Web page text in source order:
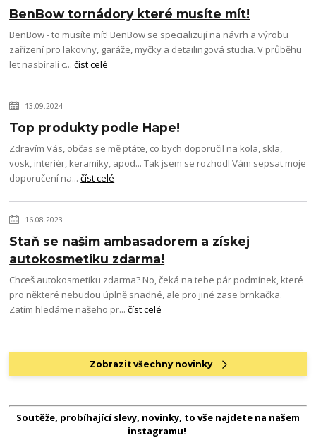
BenBow tornádory které musíte mít!
BenBow - to musíte mít! BenBow se specializují na návrh a výrobu
zařízení pro lakovny, garáže, myčky a detailingová studia. V průběhu
let nasbírali c...číst celé
13.09.2024
Top produkty podle Hape!
Zdravím Vás, občas se mě ptáte, co bych doporučil na kola, skla,
vosk, interiér, keramiky, apod... Tak jsem se rozhodl Vám sepsat moje
doporučení na...číst celé
16.08.2023
Staň se našim ambasadorem a získej
autokosmetiku zdarma!
Chceš autokosmetiku zdarma? No, čeká na tebe pár podmínek, které
pro některé nebudou úplně snadné, ale pro jiné zase brnkačka.
Zatím hledáme našeho pr...číst celé
Zobrazit všechny novinky
Soutěže, probíhající slevy, novinky, to vše najdete na našem
instagramu!